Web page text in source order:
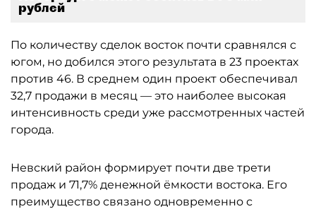
рублей
По количеству сделок восток почти сравнялся с
югом, но добился этого результата в 23 проектах
против 46. В среднем один проект обеспечивал
32,7 продажи в месяц — это наиболее высокая
интенсивность среди уже рассмотренных частей
города.
Невский район формирует почти две трети
продаж и 71,7% денежной ёмкости востока. Его
преимущество связано одновременно с